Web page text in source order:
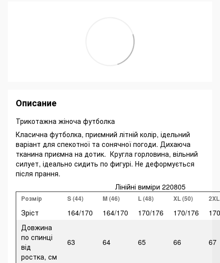
Описание
Трикотажна жіноча футболка
Класична футболка, приємний літній колір, ідельний
варіант для спекотної та сонячної погоди. Дихаюча
тканина приємна на дотик. Кругла горловина, вільний
силует, ідеально сидить по фигурі. Не деформується
після прання.
Лінійні виміри 220805
Розмір S (44) M (46) L (48) XL (50)
Зріст 164/170 164/170 170/176 170/176
Довжина
по спинці
від
ростка, см
63 64 65 66 67